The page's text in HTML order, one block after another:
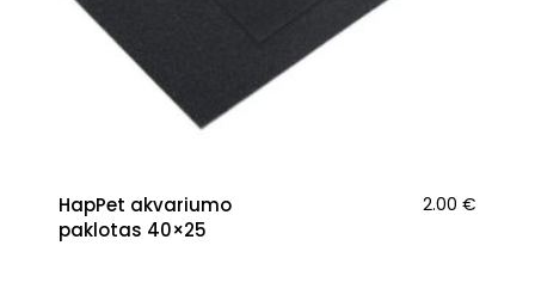
HapPet akvariumo
paklotas 40×25
2.00 €